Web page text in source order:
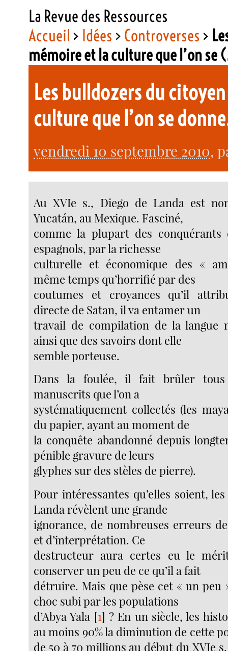
La Revue des Ressources
Accueil > Idées > Controverses >
mémoire et la culture que l’on
Les bulldozers du
culture que l’on se
vendredi 10 septembre 2010,
Au XVIe s., Diego de Landa est
Yucatán, au Mexique. Fasciné,
comme la plupart des conquérants
espagnols, par la richesse
culturelle et économique des «
même temps qu’horrifié par des
coutumes et croyances qu’il
directe de Satan, il va entamer un
travail de compilation de la langue
ainsi que des savoirs dont elle
semble porteuse.
Dans la foulée, il fait brûler tous
manuscrits que l’on a
systématiquement collectés (les
du papier, ayant au moment de
la conquête abandonné depuis
pénible gravure de leurs
glyphes sur des stèles de pierre).
Pour intéressantes qu’elles soient,
Landa révèlent une grande
ignorance, de nombreuses erreurs
et d’interprétation. Ce
destructeur aura certes eu le
conserver un peu de ce qu’il a fait
détruire. Mais que pèse cet « un
choc subi par les populations
d’Abya Yala [1] ? En un siècle, les
au moins 90% la diminution de cette
de 50 à 70 millions au début du XVIe